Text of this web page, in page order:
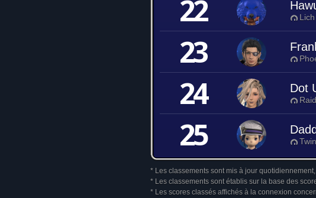
22
23
24 Dot
25
* Les classements sont mis à jour
* Les classements sont établis sur la base des
* Les scores classés affichés à la connexion